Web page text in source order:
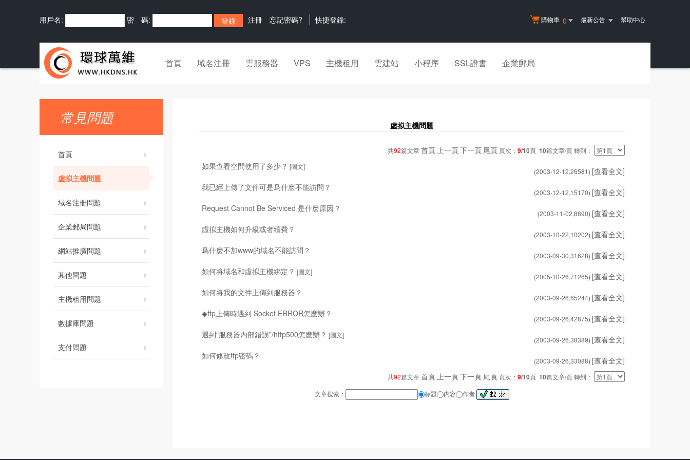
購物車 0 最新公告 幫助中心
用戶名: 密 碼: 注冊 忘記密碼? 快捷登錄:
首頁 域名注冊 雲服務器 VPS 主機租用 雲建站 小程序 SSL證書 企業郵局
常見問題
首頁
虛拟主機問題
域名注冊問題
企業郵局問題
網站推廣問題
其他問題
主機租用問題
數據庫問題
支付問題
虛拟主機問題
共92篇文章首頁上一頁下一頁 尾頁 頁次： 9/10頁 10篇文章/頁 轉到：
如果查看空間使用了多少？ [圖文]
(2003-12-12,26581) [查看全文]
我已經上傳了文件可是爲什麽不能訪問？
(2003-12-12,15170) [查看全文]
Request Cannot Be Serviced 是什麽原因？
(2003-11-02,8890) [查看全文]
虛拟主機如何升級或者續費？
(2003-10-22,10202) [查看全文]
爲什麽不加www的域名不能訪問？
(2003-09-30,31628) [查看全文]
如何将域名和虛拟主機綁定？ [圖文]
(2005-10-26,71265) [查看全文]
如何将我的文件上傳到服務器？
(2003-09-26,65244) [查看全文]
◆ftp上傳時遇到 Socket ERROR怎麽辦？
(2003-09-26,42875) [查看全文]
遇到“服務器内部錯誤”/http500怎麽辦？ [圖文]
(2003-09-26,38389) [查看全文]
如何修改ftp密碼？
(2003-09-26,33088) [查看全文]
共92篇文章首頁上一頁下一頁 尾頁 頁次： 9/10頁 10篇文章/頁 轉到：
文章搜索：
标題 内容 作者